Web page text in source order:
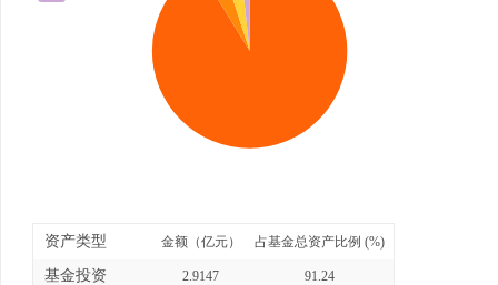
资产类型 金额（亿元） 占基金总资产比例 (%)
基金投资 2.9147 91.24